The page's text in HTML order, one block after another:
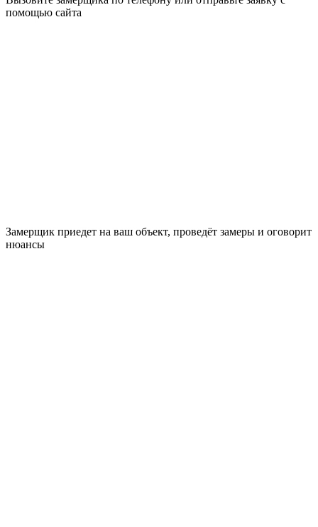
помощью сайта
Замерщик приедет на ваш объект, проведёт замеры и оговорит
нюансы